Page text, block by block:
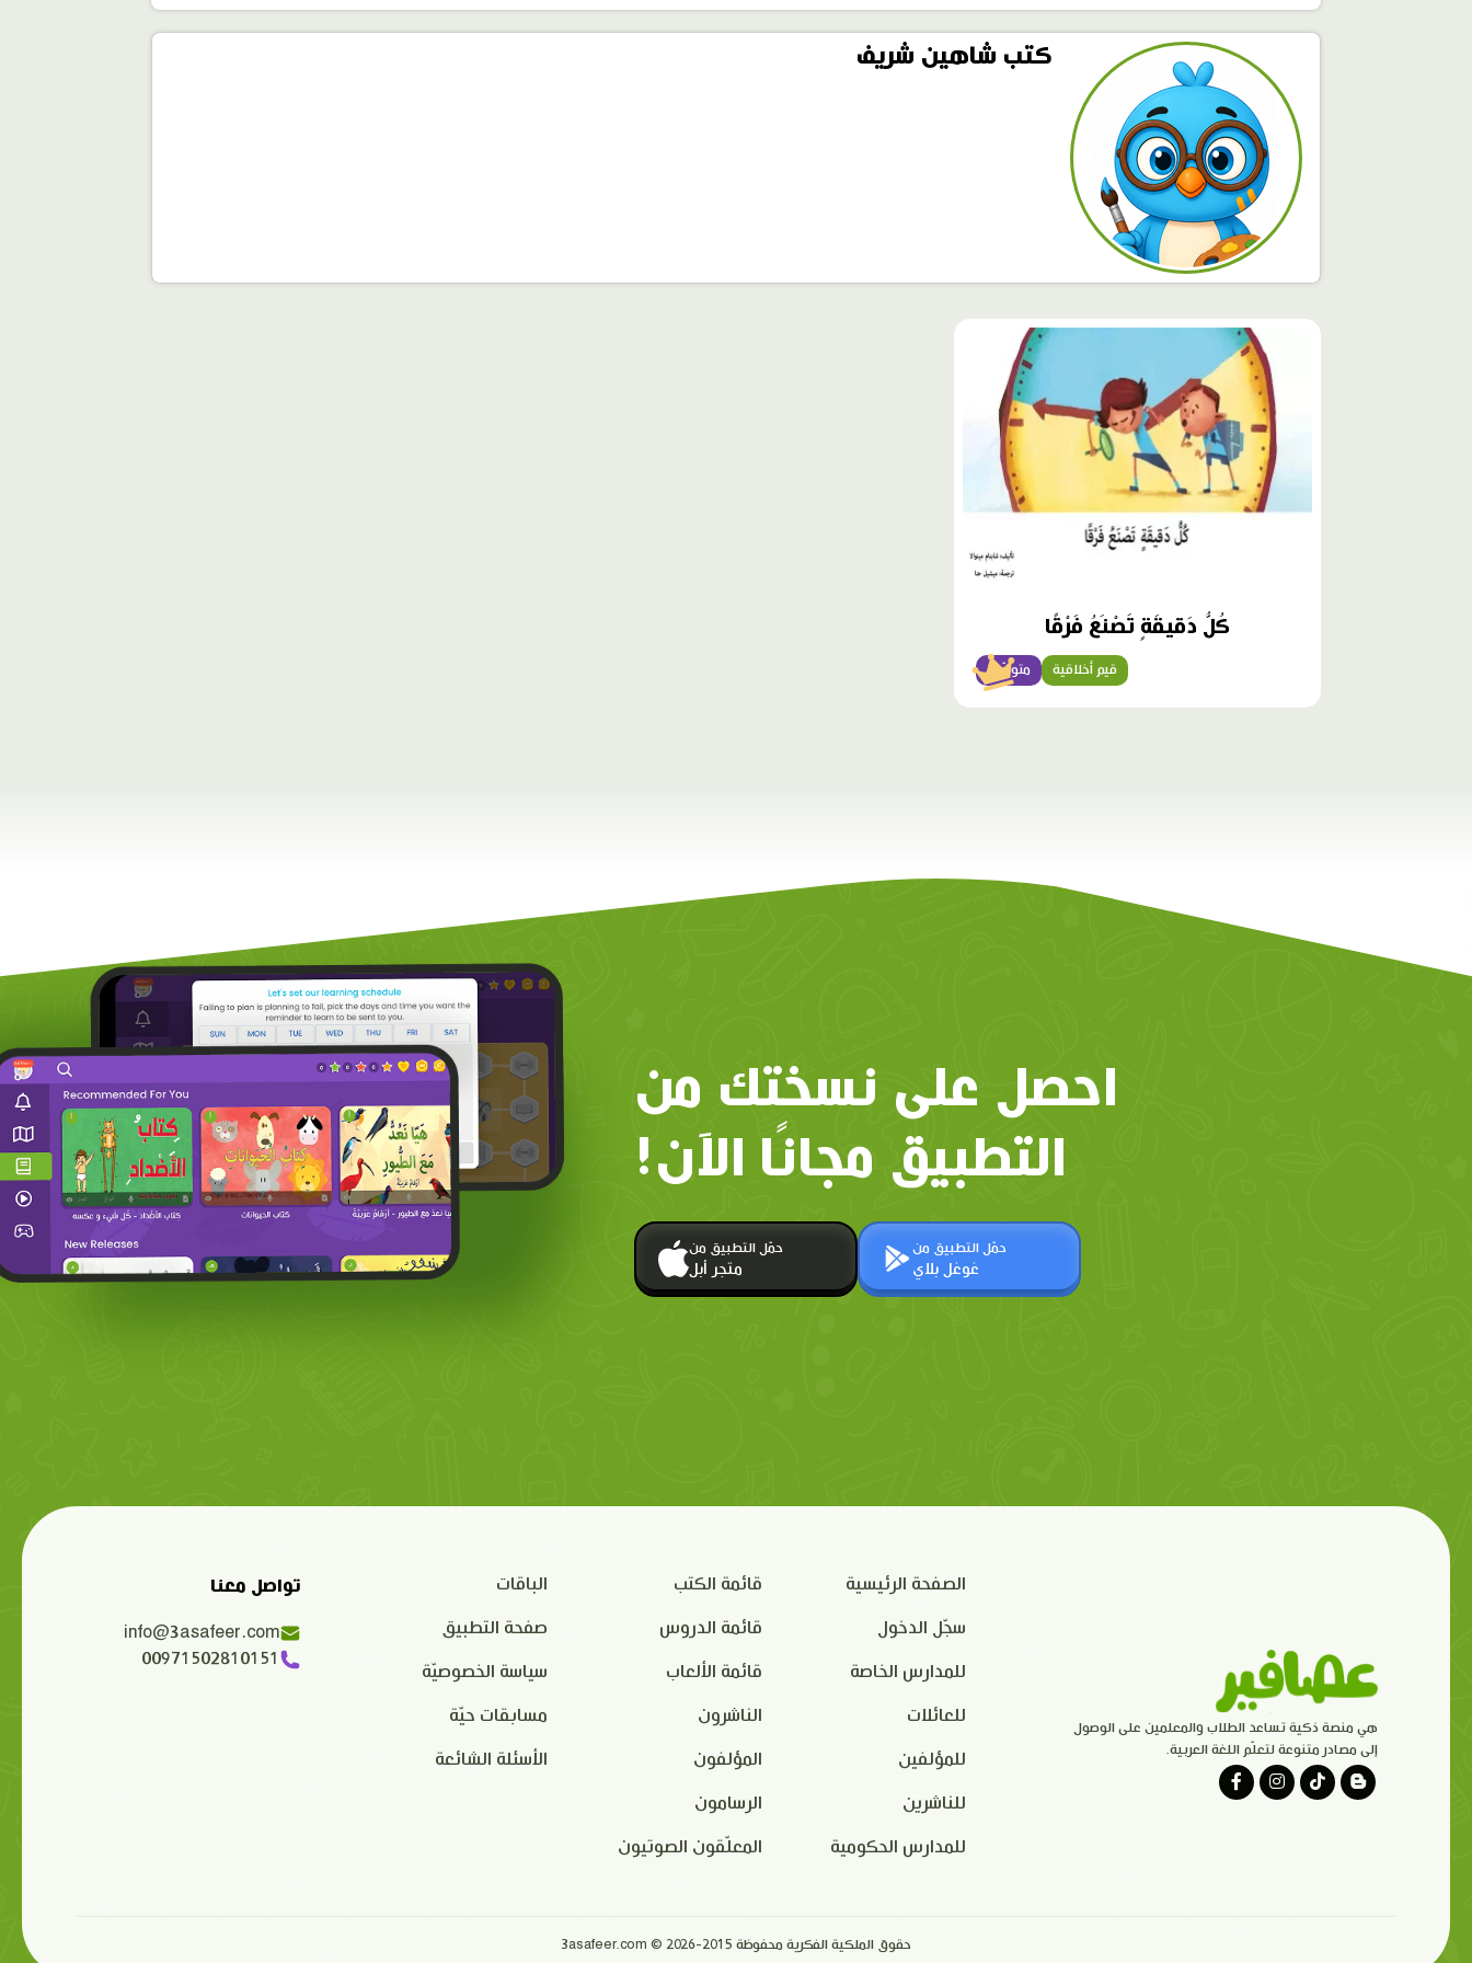
كتب شاهين شريف
كُلُّ دَقيقَةٍ تَصْنَعُ فَرْقًا
متوسّط قيم أخلاقية
احصل على نسختك من
التطبيق مجانًا الآن!
حمّل التطبيق من
متجر أبل
حمّل التطبيق من
غوغل بلاي
هي منصة ذكية تساعد الطلاب والمعلمين على الوصول
إلى مصادر متنوعة لتعلّم اللغة العربية.
الصفحة الرئيسية
سجّل الدخول
للمدارس الخاصة
للعائلات
للمؤلفين
للناشرين
للمدارس الحكومية
قائمة الكتب
قائمة الدروس
قائمة الألعاب
الناشرون
المؤلفون
الرسامون
المعلّقون الصوتيون
الباقات
صفحة التطبيق
سياسة الخصوصيّة
مسابقات حيّة
الأسئلة الشائعة
تواصل معنا
info@3asafeer.com
00971502810151
حقوق الملكية الفكرية محفوظة 2015-2026 © 3asafeer.com